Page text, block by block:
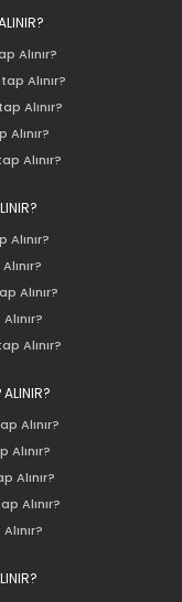
Alınır?
Alınır?
Alınır?
Alınır?
Alınır?
Alınır?
Alınır?
Alınır?
Alınır?
Alınır?